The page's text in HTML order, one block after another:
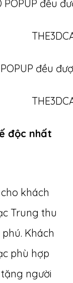
đều
độc nhất
khách
Trung thu
Khách
phù hợp
người